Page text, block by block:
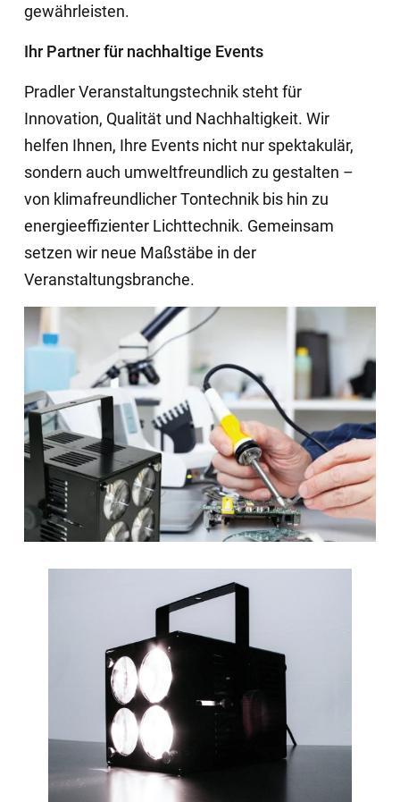
gewährleisten.
Ihr Partner für nachhaltige Events
Pradler Veranstaltungstechnik steht für
Innovation, Qualität und Nachhaltigkeit. Wir
helfen Ihnen, Ihre Events nicht nur spektakulär,
sondern auch umweltfreundlich zu gestalten –
von klimafreundlicher Tontechnik bis hin zu
energieeffizienter Lichttechnik. Gemeinsam
setzen wir neue Maßstäbe in der
Veranstaltungsbranche.